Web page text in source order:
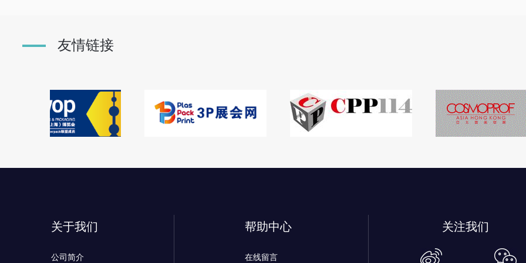
友情链接
关于我们
公司简介
帮助中心
在线留言
关注我们